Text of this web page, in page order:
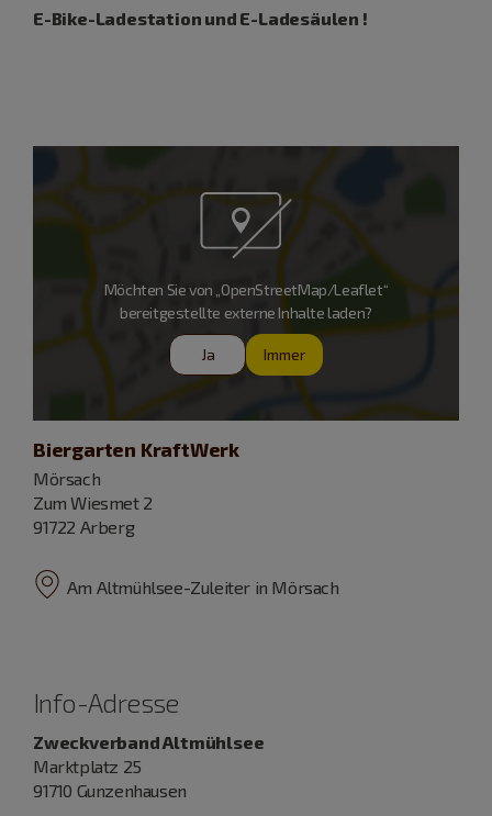
E-Bike-Ladestation und E-Ladesäulen !
Möchten Sie von „OpenStreetMap/Leaflet“
bereitgestellte externe Inhalte laden?
Ja Immer
Biergarten KraftWerk
Mörsach
Zum Wiesmet 2
91722 Arberg
Am Altmühlsee-Zuleiter in Mörsach
Info-Adresse
Zweckverband Altmühlsee
Marktplatz 25
91710 Gunzenhausen